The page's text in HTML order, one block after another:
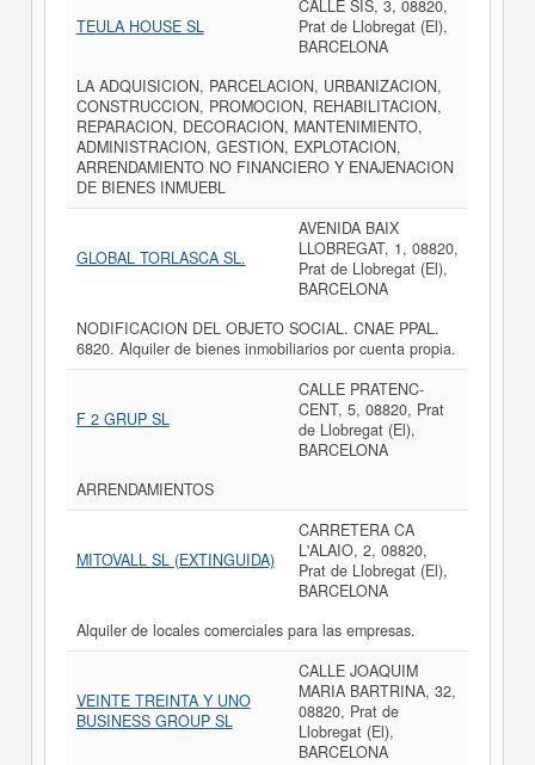
TEULA HOUSE SL
CALLE SIS, 3, 08820,
Prat de Llobregat (El),
BARCELONA
LA ADQUISICION, PARCELACION, URBANIZACION,
CONSTRUCCION, PROMOCION, REHABILITACION,
REPARACION, DECORACION, MANTENIMIENTO,
ADMINISTRACION, GESTION, EXPLOTACION,
ARRENDAMIENTO NO FINANCIERO Y ENAJENACION
DE BIENES INMUEBL
GLOBAL TORLASCA SL.
AVENIDA BAIX
LLOBREGAT, 1, 08820,
Prat de Llobregat (El),
BARCELONA
NODIFICACION DEL OBJETO SOCIAL. CNAE PPAL.
6820. Alquiler de bienes inmobiliarios por cuenta propia.
F 2 GRUP SL
CALLE PRATENC-
CENT, 5, 08820, Prat
de Llobregat (El),
BARCELONA
ARRENDAMIENTOS
MITOVALL SL (EXTINGUIDA)
CARRETERA CA
L'ALAIO, 2, 08820,
Prat de Llobregat (El),
BARCELONA
Alquiler de locales comerciales para las empresas.
VEINTE TREINTA Y UNO
BUSINESS GROUP SL
CALLE JOAQUIM
MARIA BARTRINA, 32,
08820, Prat de
Llobregat (El),
BARCELONA